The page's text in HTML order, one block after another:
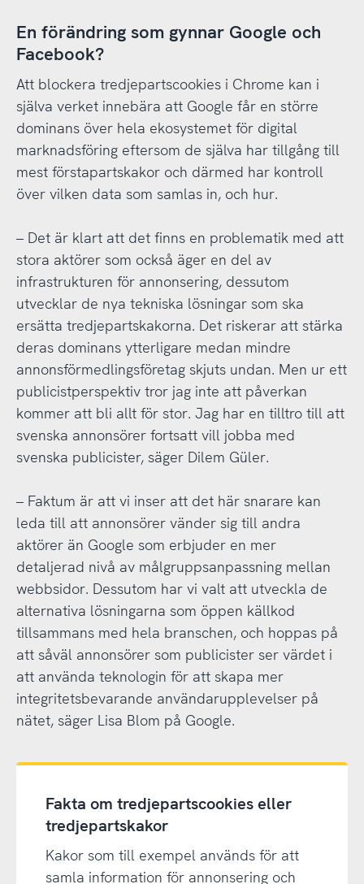
En förändring som gynnar Google och
Facebook?
Att blockera tredjepartscookies i Chrome kan i
själva verket innebära att Google får en större
dominans över hela ekosystemet för digital
marknadsföring eftersom de själva har tillgång till
mest förstapartskakor och därmed har kontroll
över vilken data som samlas in, och hur.
– Det är klart att det finns en problematik med att
stora aktörer som också äger en del av
infrastrukturen för annonsering, dessutom
utvecklar de nya tekniska lösningar som ska
ersätta tredjepartskakorna. Det riskerar att stärka
deras dominans ytterligare medan mindre
annonsförmedlingsföretag skjuts undan. Men ur ett
publicistperspektiv tror jag inte att påverkan
kommer att bli allt för stor. Jag har en tilltro till att
svenska annonsörer fortsatt vill jobba med
svenska publicister, säger Dilem Güler.
– Faktum är att vi inser att det här snarare kan
leda till att annonsörer vänder sig till andra
aktörer än Google som erbjuder en mer
detaljerad nivå av målgruppsanpassning mellan
webbsidor. Dessutom har vi valt att utveckla de
alternativa lösningarna som öppen källkod
tillsammans med hela branschen, och hoppas på
att såväl annonsörer som publicister ser värdet i
att använda teknologin för att skapa mer
integritetsbevarande användarupplevelser på
nätet, säger Lisa Blom på Google.
Fakta om tredjepartscookies eller
tredjepartskakor
Kakor som till exempel används för att
samla information för annonsering och